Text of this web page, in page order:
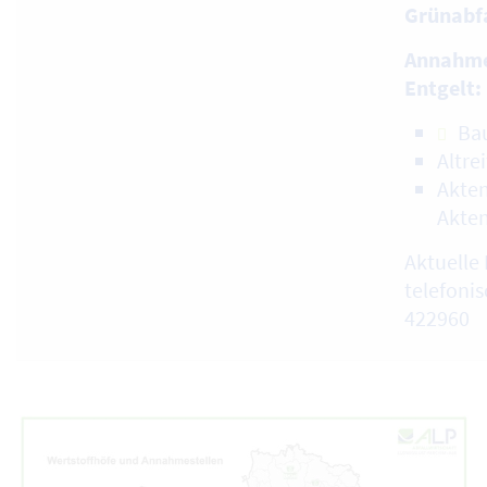
Entgelt:
Aktuelle
422960